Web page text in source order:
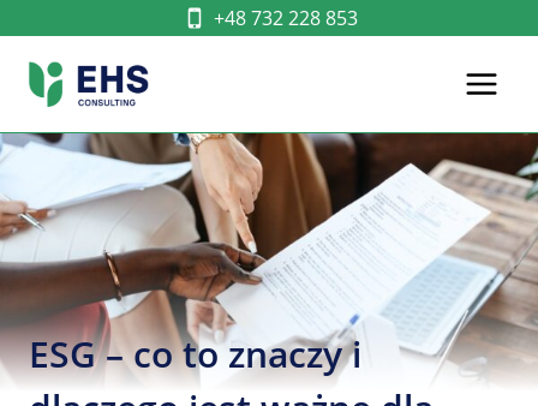
do
treści
+48 732 228 853
ESG – co to znaczy i